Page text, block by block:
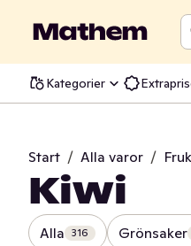
Kategorier
Start / Alla varor /
Kiwi
Alla 316 Grönsaker